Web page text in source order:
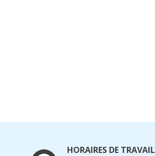
HORAIRES DE TRAVAIL